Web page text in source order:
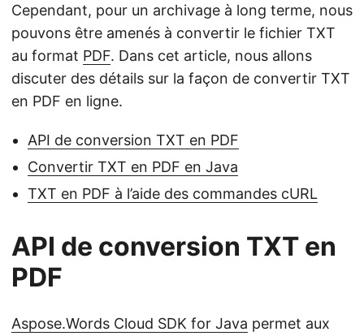
Cependant, pour un archivage à long terme, nous
pouvons être amenés à convertir le fichier TXT
au format PDF. Dans cet article, nous allons
discuter des détails sur la façon de convertir TXT
en PDF en ligne.
API de conversion TXT en PDF
Convertir TXT en PDF en Java
TXT en PDF à l’aide des commandes cURL
API de conversion TXT en
PDF
Aspose.Words Cloud SDK for Java permet aux